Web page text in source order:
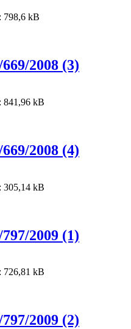
798,6 kB
2008 (3)
841,96 kB
2008 (4)
305,14 kB
2009 (1)
726,81 kB
2009 (2)